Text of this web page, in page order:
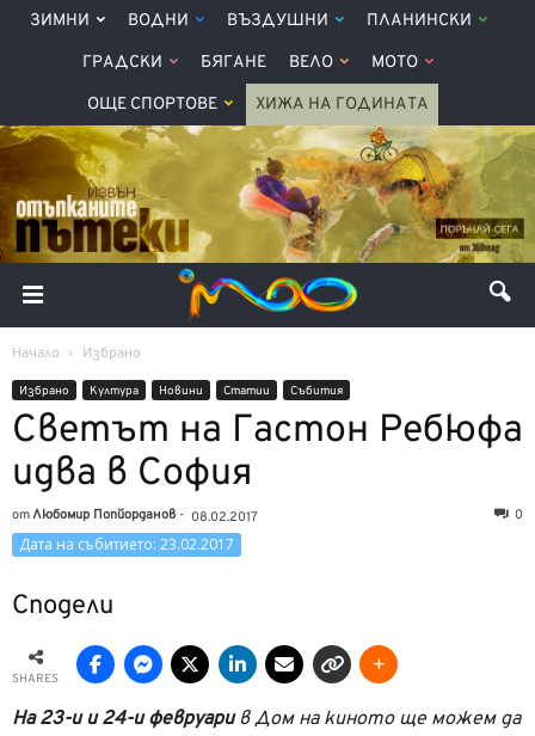
ЗИМНИ ВОДНИ ВЪЗДУШНИ ПЛАНИНСКИ
ГРАДСКИ БЯГАНЕ ВЕЛО МОТО
ОЩЕ СПОРТОВЕ ХИЖА НА ГОДИНАТА
Начало Избрано
Избрано Култура Новини Статии Събития
Светът на Гастон Ребюфа
идва в София
отЛюбомир Попйорданов - 08.02.2017 0
Дата на събитието: 23.02.2017
Сподели
SHARES
На 23-и и 24-и февруаривДом на кинотоще можем да